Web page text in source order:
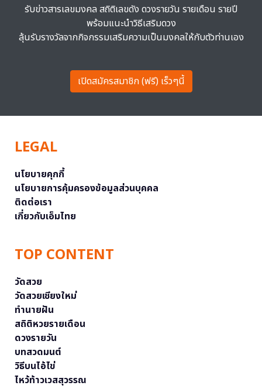
รับข่าวสารเลขมงคล สถิติเลขดัง ดวงรายวัน รายเดือน รายปี
พร้อมแนะนำวิธีเสริมดวง
ลุ้นรับรางวัลจากกิจกรรมเสริมความเป็นมงคลให้กับตัวท่านเอง
เปิดสมัครสมาชิก (ฟรี) เร็วๆนี้
LEGAL
นโยบายคุกกี้
นโยบายการคุ้มครองข้อมูลส่วนบุคคล
ติดต่อเรา
เกี่ยวกับเอ็มไทย
TOP CONTENT
วัดสวย
วัดสวยเชียงใหม่
ทำนายฝัน
สถิติหวยรายเดือน
ดวงรายวัน
บทสวดมนต์
วิธีบนไอ้ไข่
ไหว้ท้าวเวสสุวรรณ